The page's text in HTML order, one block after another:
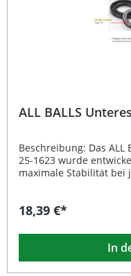
Wartungsintervalle Bewährte Qualität von All Balls Racing
ALL BALLS
Beschreibung: Das ALL
25-1623 wurde
maximale Stabilität bei
das durch seine
Dichtlippen schützen
und Feuchtigkeit,
optimalen Schutz
Temperaturbereich von
18,39 €*
In